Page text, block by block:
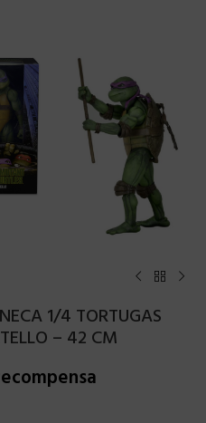
1/4 TORTUGAS
– 42 CM